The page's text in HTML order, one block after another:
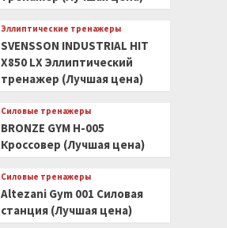
Эллиптические тренажеры
SVENSSON INDUSTRIAL HIT
X850 LX Эллиптический
тренажер (Лучшая цена)
Силовые тренажеры
BRONZE GYM H-005
Кроссовер (Лучшая цена)
Силовые тренажеры
Altezani Gym 001 Силовая
станция (Лучшая цена)